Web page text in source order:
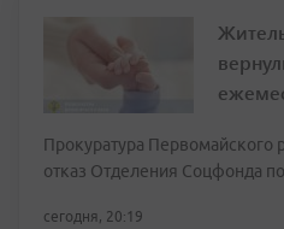
Прокуратура Первомайского
отказ Отделения Соцфонда
сегодня, 20:19